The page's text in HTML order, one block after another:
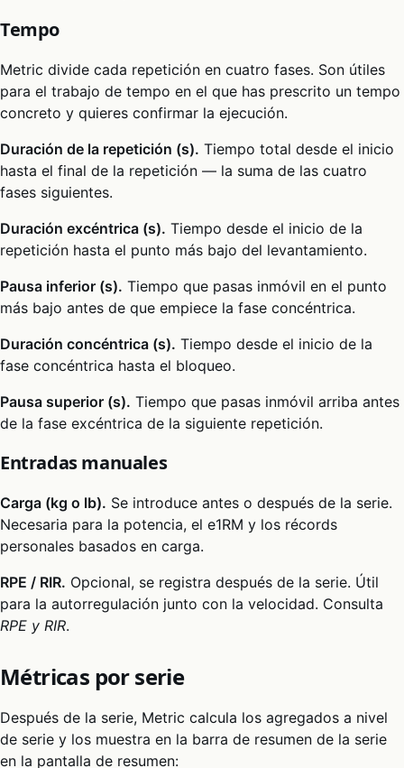
Tempo
Metric divide cada repetición en cuatro fases. Son útiles
para el trabajo de tempo en el que has prescrito un tempo
concreto y quieres confirmar la ejecución.
Duración de la repetición (s). Tiempo total desde el inicio
hasta el final de la repetición — la suma de las cuatro
fases siguientes.
Duración excéntrica (s). Tiempo desde el inicio de la
repetición hasta el punto más bajo del levantamiento.
Pausa inferior (s). Tiempo que pasas inmóvil en el punto
más bajo antes de que empiece la fase concéntrica.
Duración concéntrica (s). Tiempo desde el inicio de la
fase concéntrica hasta el bloqueo.
Pausa superior (s). Tiempo que pasas inmóvil arriba antes
de la fase excéntrica de la siguiente repetición.
Entradas manuales
Carga (kg o lb). Se introduce antes o después de la serie.
Necesaria para la potencia, el e1RM y los récords
personales basados en carga.
RPE / RIR. Opcional, se registra después de la serie. Útil
para la autorregulación junto con la velocidad. Consulta
RPE y RIR.
Métricas por serie
Después de la serie, Metric calcula los agregados a nivel
de serie y los muestra en la barra de resumen de la serie
en la pantalla de resumen: